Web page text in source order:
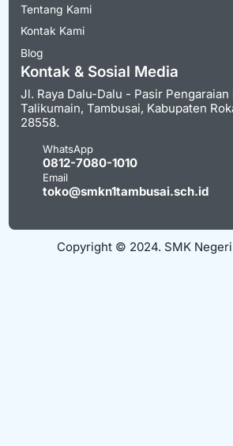
Tentang Kami
Kontak Kami
Blog
Kontak & Sosial Media
Jl. Raya Dalu-Dalu - Pasir Pengaraian
Talikumain, Tambusai, Kabupaten
28558.
WhatsApp
0812-7080-1010
Email
toko@smkn1tambusai.sch.id
Copyright © 2024. SMK Negeri